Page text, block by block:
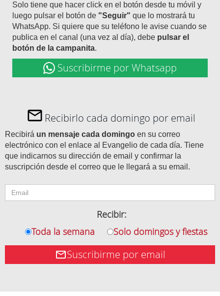
Solo tiene que hacer click en el botón desde tu móvil y
luego pulsar el botón de "Seguir" que lo mostrará tu
WhatsApp. Si quiere que su teléfono le avise cuando se
publica en el canal (una vez al día), debe pulsar el
botón de la campanita.
Suscribirme por Whatsapp
Recibirlo cada domingo por email
Recibirá un mensaje cada domingo en su correo
electrónico con el enlace al Evangelio de cada día. Tiene
que indicarnos su dirección de email y confirmar la
suscripción desde el correo que le llegará a su email.
Recibir:
Toda la semana
Solo domingos y fiestas
Suscribirme por email